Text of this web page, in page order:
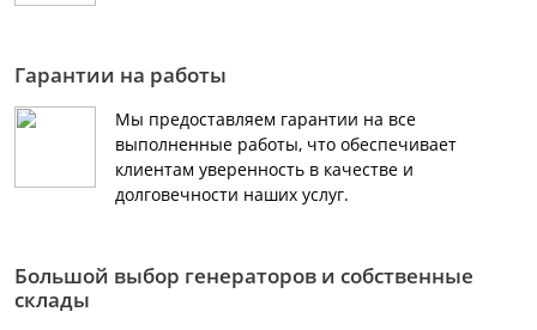
Гарантии на работы
Мы предоставляем гарантии на все
выполненные работы, что обеспечивает
клиентам уверенность в качестве и
долговечности наших услуг.
Большой выбор генераторов и собственные
склады